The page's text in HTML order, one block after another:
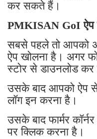
कर सकते हैं।
PMKISAN GoI ऐप
सबसे पहले तो आपको
ऐप खोलना है। अगर
स्टोर से डाउनलोड
उसके बाद आपको ऐप
लॉग इन करना है।
उसके बाद फार्मर
पर क्लिक करना है।